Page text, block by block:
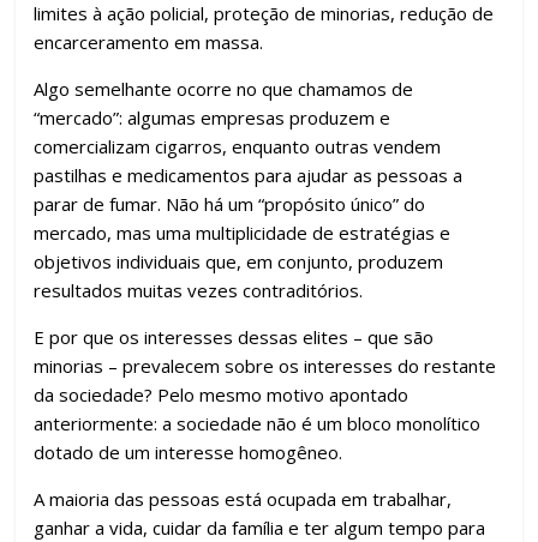
limites à ação policial, proteção de minorias, redução de
encarceramento em massa.
Algo semelhante ocorre no que chamamos de
“mercado”: algumas empresas produzem e
comercializam cigarros, enquanto outras vendem
pastilhas e medicamentos para ajudar as pessoas a
parar de fumar. Não há um “propósito único” do
mercado, mas uma multiplicidade de estratégias e
objetivos individuais que, em conjunto, produzem
resultados muitas vezes contraditórios.
E por que os interesses dessas elites – que são
minorias – prevalecem sobre os interesses do restante
da sociedade? Pelo mesmo motivo apontado
anteriormente: a sociedade não é um bloco monolítico
dotado de um interesse homogêneo.
A maioria das pessoas está ocupada em trabalhar,
ganhar a vida, cuidar da família e ter algum tempo para